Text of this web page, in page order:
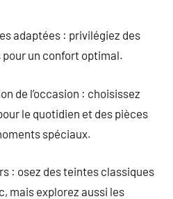
adaptées : privilégiez des
un confort optimal.
de l’occasion : choisissez
le quotidien et des pièces
spéciaux.
: osez des teintes classiques
mais explorez aussi les